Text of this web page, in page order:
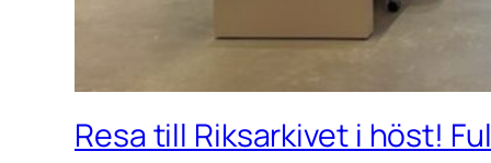
Resa till Riksarkivet i höst!